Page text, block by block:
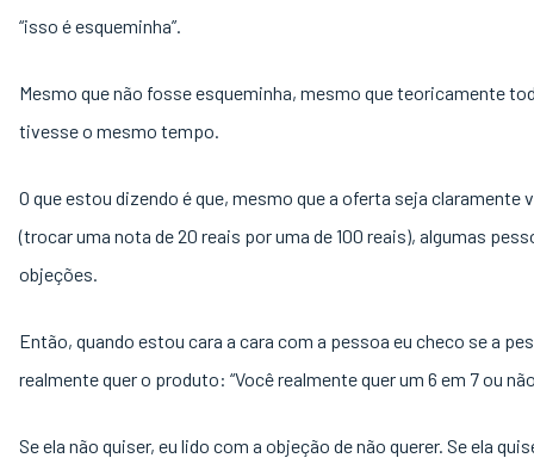
“isso é esqueminha”.
Mesmo que não fosse esqueminha, mesmo que teoricamente
tivesse o mesmo tempo.
O que estou dizendo é que, mesmo que a oferta seja claramente
(trocar uma nota de 20 reais por uma de 100 reais), algumas
objeções.
Então, quando estou cara a cara com a pessoa eu checo se a
realmente quer o produto: “Você realmente quer um 6 em 7 ou
Se ela não quiser, eu lido com a objeção de não querer. Se ela